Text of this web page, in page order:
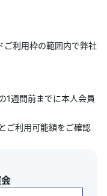
ご利用枠の範囲内で弊社
1週間前までに本人会員
ご利用可能額をご確認